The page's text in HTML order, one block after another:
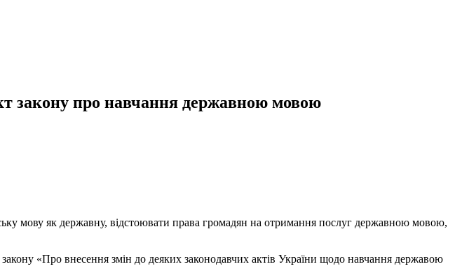
закону про навчання державною мовою
мову як державну, відстоювати права громадян на отримання послуг державною мовою,
«Про внесення змін до деяких законодавчих актів України щодо навчання державою